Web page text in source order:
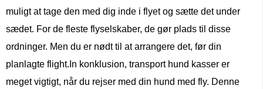
muligt at tage den med dig inde i flyet og sætte det under
sædet. For de fleste flyselskaber, de gør plads til disse
ordninger. Men du er nødt til at arrangere det, før din
planlagte flight.In konklusion, transport hund kasser er
meget vigtigt, når du rejser med din hund med fly. Denne